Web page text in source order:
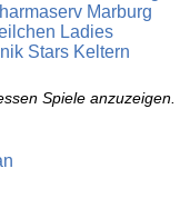
Marburg
Ladies
Stars Keltern
Spiele anzuzeigen.